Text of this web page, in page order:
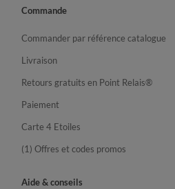
Commande
Commander par référence catalogue
Livraison
Retours gratuits en Point Relais®
Paiement
Carte 4 Etoiles
(1) Offres et codes promos
Aide & conseils